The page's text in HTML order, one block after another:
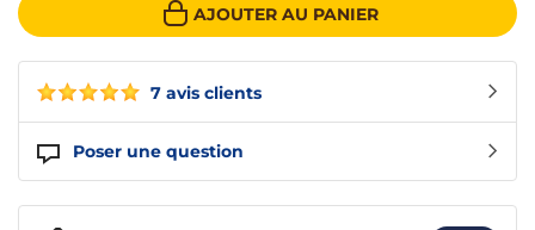
7 avis clients
Poser une question
AJOUTER AU PANIER